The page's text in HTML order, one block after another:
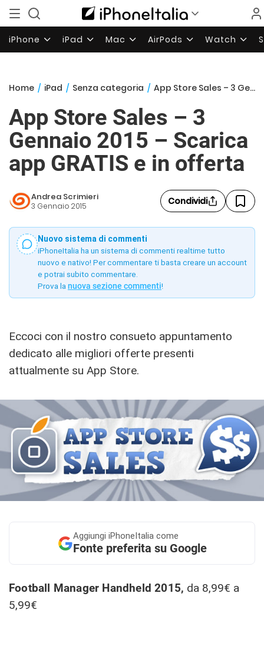
iPhone iPad Mac AirPods Watch
Home / iPad / Senza categoria / App Store Sales – 3 Gennaio 2015 – Scarica app GRATIS e in offerta
App Store Sales – 3
Gennaio 2015 – Scarica
app GRATIS e in offerta
Andrea Scrimieri
3 Gennaio 2015 Condividi
Nuovo sistema di commenti
iPhoneItalia ha un sistema di commenti realtime tutto
nuovo e nativo! Per commentare ti basta creare un account
e potrai subito commentare.
Prova la nuova sezione commenti!
Eccoci con il nostro consueto appuntamento
dedicato alle migliori offerte presenti
attualmente su App Store.
Aggiungi iPhoneItalia come
Fonte preferita su Google
Football Manager Handheld 2015, da 8,99€ a
5,99€